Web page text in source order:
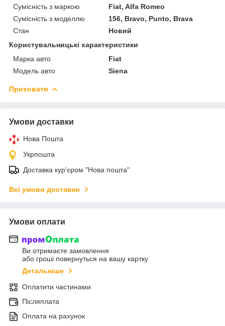
Сумісність з маркою
Fiat, Alfa Romeo
Сумісність з моделлю
156, Bravo, Punto, Brava
Стан
Новий
Користувальницькі характеристики
Марка авто
Fiat
Модель авто
Siena
Приховати
Умови доставки
Нова Пошта
Укрпошта
Доставка кур'єром "Нова пошта"
Всі умови доставки
Умови оплати
Ви отримаєте замовлення
або гроші повернуться на вашу картку
Детальніше
Оплатити частинами
Післяплата
Оплата на рахунок